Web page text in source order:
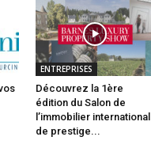
ENTREPRISES
Découvrez la 1ère
édition du Salon de
l’immobilier international
de prestige...